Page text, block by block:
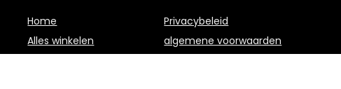
Home
Alles winkelen
Privacybeleid
algemene voorwaarden